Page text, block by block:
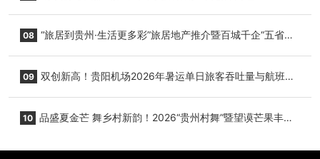
08 “旅居到贵州·生活更多彩”旅居地产推介暨百城千企“五省
09 双创新高！贵阳机场2026年暑运单日旅客吞吐量与航班起
10 品盛夏金芒 舞乡村新韵！2026“贵州村舞”暨望谟芒果丰收